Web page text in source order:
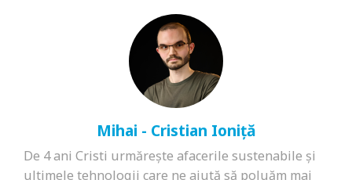
Mihai - Cristian Ioniță
De 4 ani Cristi urmărește afacerile sustenabile și
ultimele tehnologii care ne ajută să poluăm mai